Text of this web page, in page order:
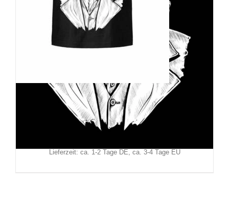
Hysteria Ink T-Shirt Joker Two
29,90€
Inkl. MwSt.
Lieferzeit: ca. 1-2 Tage DE, ca. 3-4 Tage EU